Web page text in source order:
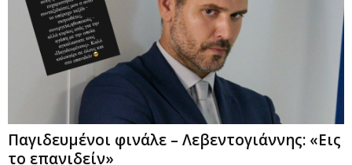
Παγιδευμένοι φινάλε – Λεβεντογιάννης: «Εις
το επανιδείν»